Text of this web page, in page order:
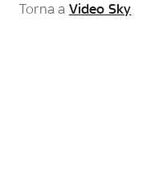
Torna a Video Sky